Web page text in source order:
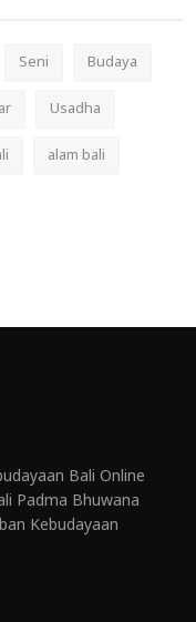
Seni
Budaya
Usadha
alam bali
Bali Online
Padma Bhuwana
Kebudayaan